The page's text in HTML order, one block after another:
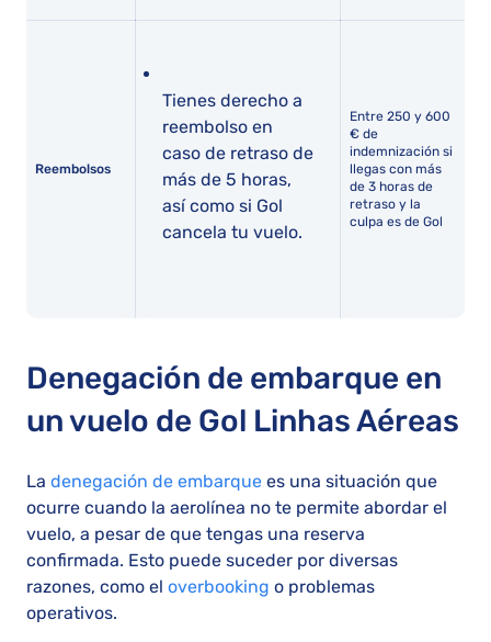
Reembolsos
Tienes derecho a
reembolso en
caso de retraso de
más de 5 horas,
así como si Gol
cancela tu vuelo.
Entre 250 y 600
€ de
indemnización si
llegas con más
de 3 horas de
retraso y la
culpa es de Gol
Denegación de embarque en
un vuelo de Gol Linhas Aéreas
La denegación de embarque es una situación que
ocurre cuando la aerolínea no te permite abordar el
vuelo, a pesar de que tengas una reserva
confirmada. Esto puede suceder por diversas
razones, como el overbooking o problemas
operativos.